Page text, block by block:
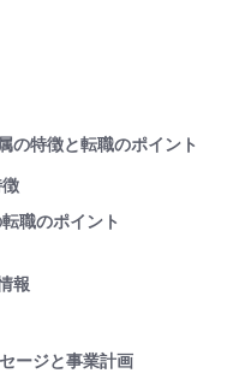
の特徴と転職のポイント
職のポイント
報
ージと事業計画